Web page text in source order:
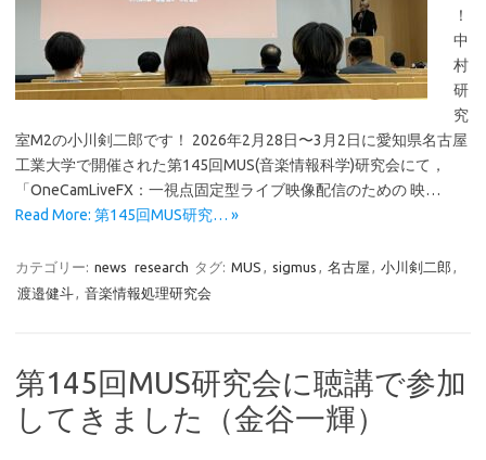
！
中
村
研
究
室M2の小川剣二郎です！ 2026年2月28日〜3月2日に愛知県名古屋
工業大学で開催された第145回MUS(音楽情報科学)研究会にて，
「OneCamLiveFX：一視点固定型ライブ映像配信のための 映…
Read More: 第145回MUS研究… »
カテゴリー: news research タグ: MUS , sigmus , 名古屋 , 小川剣二郎 ,
渡邉健斗, 音楽情報処理研究会
第145回MUS研究会に聴講で参加
してきました（金谷一輝）